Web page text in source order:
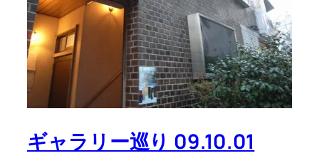
ギャラリー巡り 09.10.01